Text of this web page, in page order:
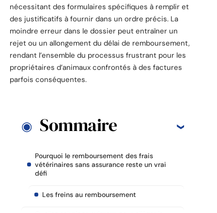
nécessitant des formulaires spécifiques à remplir et
des justificatifs à fournir dans un ordre précis. La
moindre erreur dans le dossier peut entraîner un
rejet ou un allongement du délai de remboursement,
rendant l’ensemble du processus frustrant pour les
propriétaires d’animaux confrontés à des factures
parfois conséquentes.
Sommaire
Pourquoi le remboursement des frais
vétérinaires sans assurance reste un vrai
défi
Les freins au remboursement